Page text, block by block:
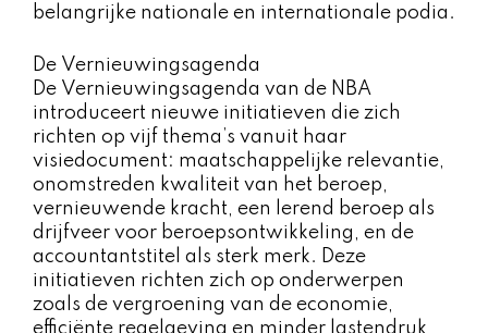
belangrijke nationale en internationale podia.
De Vernieuwingsagenda
De Vernieuwingsagenda van de NBA
introduceert nieuwe initiatieven die zich
richten op vijf thema’s vanuit haar
visiedocument: maatschappelijke relevantie,
onomstreden kwaliteit van het beroep,
vernieuwende kracht, een lerend beroep als
drijfveer voor beroepsontwikkeling, en de
accountantstitel als sterk merk. Deze
initiatieven richten zich op onderwerpen
zoals de vergroening van de economie,
efficiënte regelgeving en minder lastendruk